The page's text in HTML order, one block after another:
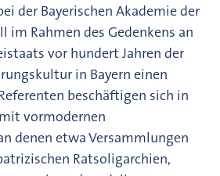
der Bayerischen Akademie der
im Rahmen des Gedenkens an
vor hundert Jahren der
in Bayern einen
beschäftigen sich in
vormodernen
denen etwa Versammlungen
Ratsoligarchien,